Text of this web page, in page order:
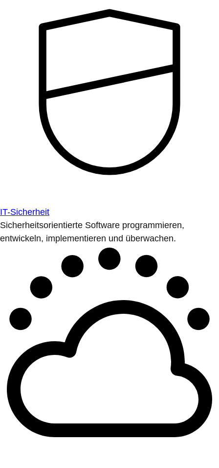
IT-Sicherheit
Sicherheitsorientierte Software programmieren,
entwickeln, implementieren und überwachen.